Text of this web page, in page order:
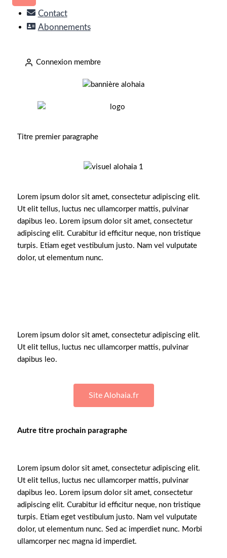
Contact
Abonnements
Connexion membre
Titre premier paragraphe
Lorem ipsum dolor sit amet, consectetur adipiscing elit.
Ut elit tellus, luctus nec ullamcorper mattis, pulvinar
dapibus leo. Lorem ipsum dolor sit amet, consectetur
adipiscing elit. Curabitur id efficitur neque, non tristique
turpis. Etiam eget vestibulum justo. Nam vel vulputate
dolor, ut elementum nunc.
Lorem ipsum dolor sit amet, consectetur adipiscing elit.
Ut elit tellus, luctus nec ullamcorper mattis, pulvinar
dapibus leo.
Site Alohaia.fr
Autre titre prochain paragraphe
Lorem ipsum dolor sit amet, consectetur adipiscing elit.
Ut elit tellus, luctus nec ullamcorper mattis, pulvinar
dapibus leo. Lorem ipsum dolor sit amet, consectetur
adipiscing elit. Curabitur id efficitur neque, non tristique
turpis. Etiam eget vestibulum justo. Nam vel vulputate
dolor, ut elementum nunc. Sed ac imperdiet nunc. Morbi
ullamcorper nec magna id imperdiet.